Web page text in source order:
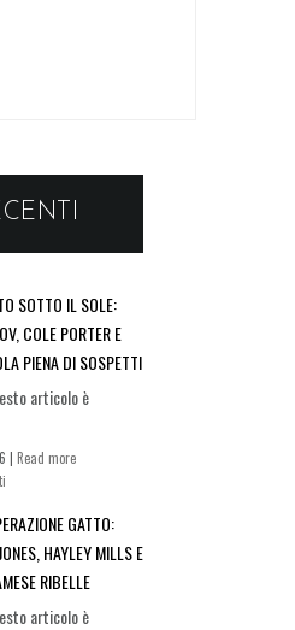
SOTTO IL SOLE:
COLE PORTER E
PIENA DI SOSPETTI
articolo è
| Read more
GATTO:
HAYLEY MILLS E
RIBELLE
articolo è